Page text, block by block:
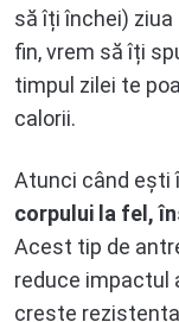
să îți închei)
fin, vrem să îți
timpul zilei te
calorii.
Atunci când ești
corpului la fel,
Acest tip de
reduce impactul
crește